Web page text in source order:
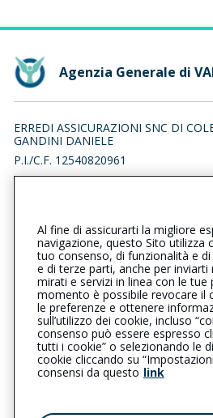
Agenzia Generale di
ERREDI ASSICURAZIONI SNC DI
GANDINI DANIELE
P.I./C.F. 12540820961
VIA DANTE ALIGHIERI 34/B, 20814
0362544295
varedo@cattolica.it
errediass@pec.it
L’intermediario è soggetto al controllo
Registro RUI al seguentelink
Al fine di assicurarti la migliore
navigazione, questo Sito utilizza
tuo consenso, di funzionalità e
e di terze parti, anche per inviarti
mirati e servizi in linea con le tue
momento è possibile revocare il
le preferenze e ottenere
sull’utilizzo dei cookie, incluso
consenso può essere espresso
tutti i cookie” o selezionando le
cookie cliccando su
consensi da questo link